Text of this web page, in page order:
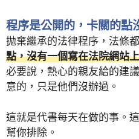
程序是公開的，卡關的點
拋棄繼承的法律程序，法條
點，沒有一個寫在法院網站上
必要說，熱心的親友給的建
意的，只是他們沒辦過。
這就是代書每天在做的事。
幫你排除。